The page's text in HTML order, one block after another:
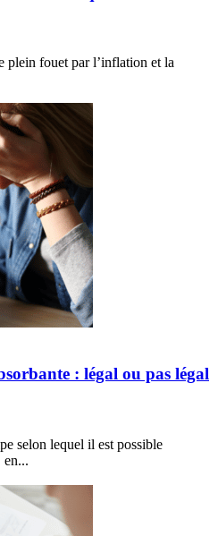
plein fouet par l’inflation et la
: légal ou pas légal
selon lequel il est possible
en...